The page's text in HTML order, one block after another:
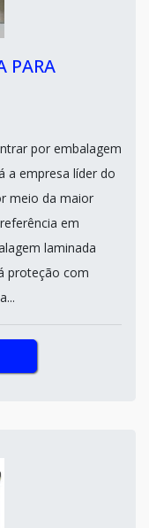
PARA
por embalagem
a empresa líder do
meio da maior
em
laminada
proteção com